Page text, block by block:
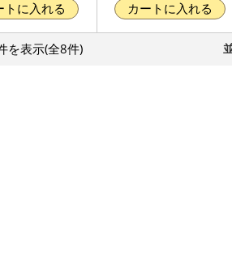
トに入れる カートに入れる
を表示(全8件)